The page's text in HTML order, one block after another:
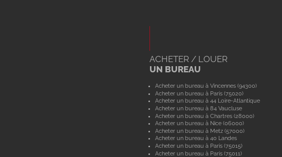
ACHETER / LOUER
UN BUREAU
Acheter un bureau à Vincennes (94300)
Acheter un bureau à Paris (75020)
Acheter un bureau à 44 Loire-Atlantique
Acheter un bureau à 84 Vaucluse
Acheter un bureau à Chartres (28000)
Acheter un bureau à Nice (06000)
Acheter un bureau à Metz (57000)
Acheter un bureau à 40 Landes
Acheter un bureau à Paris (75015)
Acheter un bureau à Paris (75011)